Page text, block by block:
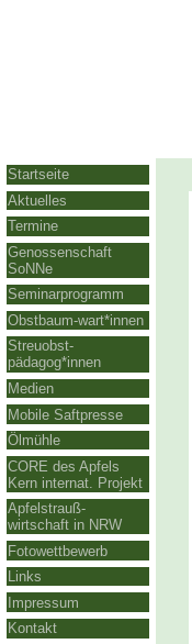
Startseite
Aktuelles
Termine
Genossenschaft
SoNNe
Seminarprogramm
Obstbaum-wart*innen
Streuobst-
pädagog*innen
Medien
Mobile Saftpresse
Ölmühle
CORE des Apfels
Kern internat. Projekt
Apfelstrauß-
wirtschaft in NRW
Fotowettbewerb
Links
Impressum
Kontakt